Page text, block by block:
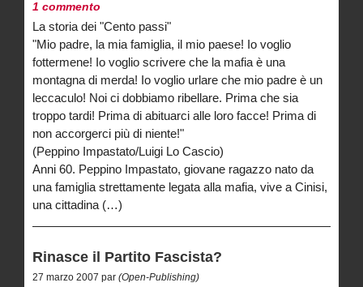
1 commento
La storia dei "Cento passi"
"Mio padre, la mia famiglia, il mio paese! Io voglio
fottermene! Io voglio scrivere che la mafia è una
montagna di merda! Io voglio urlare che mio padre è un
leccaculo! Noi ci dobbiamo ribellare. Prima che sia
troppo tardi! Prima di abituarci alle loro facce! Prima di
non accorgerci più di niente!"
(Peppino Impastato/Luigi Lo Cascio)
Anni 60. Peppino Impastato, giovane ragazzo nato da
una famiglia strettamente legata alla mafia, vive a Cinisi,
una cittadina (…)
Rinasce il Partito Fascista?
27 marzo 2007 par (Open-Publishing)